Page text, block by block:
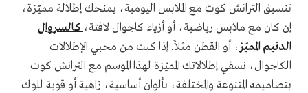
تنسيق الترانش كوت مع الملابس اليومية، يمنحك إطلالة مميّزة،
إن كان مع ملابس رياضية، أو أزياء كاجوال لافتة،كالسروال
الدنيم المميّز، أو القطن مثلاً. إذا كنت من محبي الإطلالات
الكاجوال، نسقي إطلالاتك المميّزة لهذا الموسم مع الترانش كوت
بتصاميمه المتنوعة والمختلفة، بألوان أساسية، زاهية أو قوية للوك